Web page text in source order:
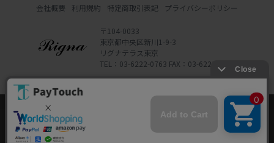
会社概要 利用規約 特定商取引表記 プライバシーポリシー
〒104-0033
東京都中央区新川1-9-3
リグナテラス東京
TEL：03-6222-0763 FAX：03-6222-0762
Powered by Watahan Partners Co., Ltd.
当ウェブサイトでは、お客様により良いサービス
をご提供するため、クッキーを利用しています。
サイト利用を継続することにより、クッキーの使
同意する